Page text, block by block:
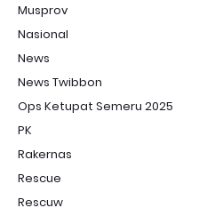
Musprov
Nasional
News
News Twibbon
Ops Ketupat Semeru 2025
PK
Rakernas
Rescue
Rescuw